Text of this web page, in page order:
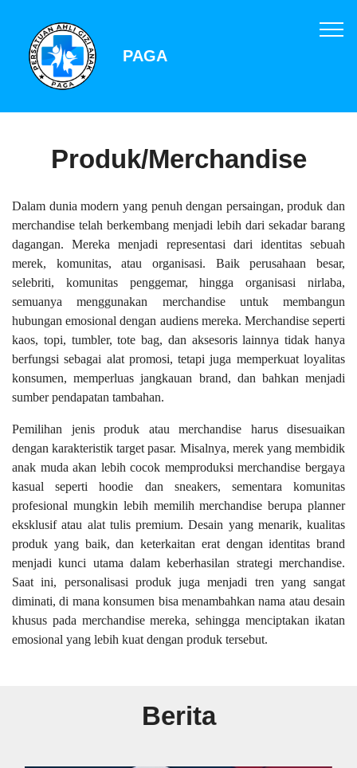
PAGA
Produk/Merchandise
Dalam dunia modern yang penuh dengan persaingan, produk dan
merchandise telah berkembang menjadi lebih dari sekadar barang
dagangan. Mereka menjadi representasi dari identitas sebuah
merek, komunitas, atau organisasi. Baik perusahaan besar,
selebriti, komunitas penggemar, hingga organisasi nirlaba,
semuanya menggunakan merchandise untuk membangun
hubungan emosional dengan audiens mereka. Merchandise seperti
kaos, topi, tumbler, tote bag, dan aksesoris lainnya tidak hanya
berfungsi sebagai alat promosi, tetapi juga memperkuat loyalitas
konsumen, memperluas jangkauan brand, dan bahkan menjadi
sumber pendapatan tambahan.
Pemilihan jenis produk atau merchandise harus disesuaikan
dengan karakteristik target pasar. Misalnya, merek yang membidik
anak muda akan lebih cocok memproduksi merchandise bergaya
kasual seperti hoodie dan sneakers, sementara komunitas
profesional mungkin lebih memilih merchandise berupa planner
eksklusif atau alat tulis premium. Desain yang menarik, kualitas
produk yang baik, dan keterkaitan erat dengan identitas brand
menjadi kunci utama dalam keberhasilan strategi merchandise.
Saat ini, personalisasi produk juga menjadi tren yang sangat
diminati, di mana konsumen bisa menambahkan nama atau desain
khusus pada merchandise mereka, sehingga menciptakan ikatan
emosional yang lebih kuat dengan produk tersebut.
Berita